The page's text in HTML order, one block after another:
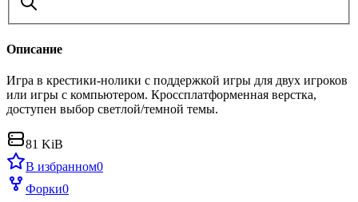
Описание
Игра в крестики-нолики с поддержкой игры для двух игроков
или игры с компьютером. Кроссплатформенная верстка,
доступен выбор светлой/темной темы.
81 KiB
В избранном0
Форки0